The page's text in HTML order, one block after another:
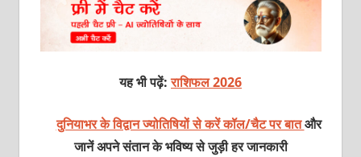
यह भी पढ़ें:राशिफल 2026
दुनियाभर के विद्वान ज्योतिषियों से करें कॉल/चैट पर बातऔर
जानें अपने संतान के भविष्य से जुड़ी हर जानकारी